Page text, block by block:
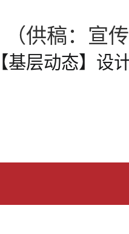
（供稿：宣
【基层动态】设